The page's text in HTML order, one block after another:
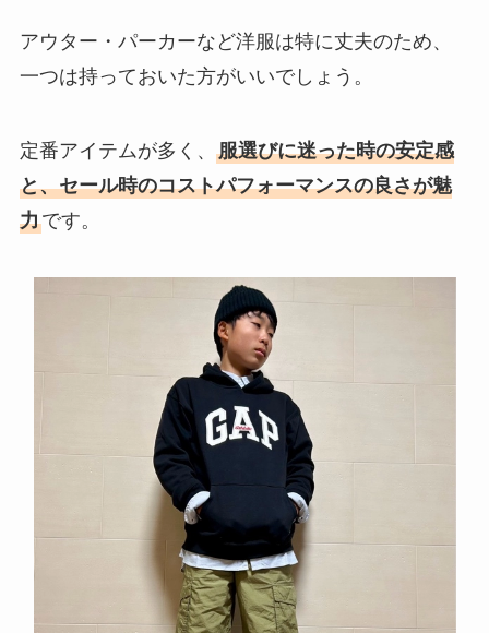
アウター・パーカーなど洋服は特に丈夫のため、
一つは持っておいた方がいいでしょう。
定番アイテムが多く、 服選びに迷った時の安定感
と、セール時のコストパフォーマンスの良さが魅
力です。